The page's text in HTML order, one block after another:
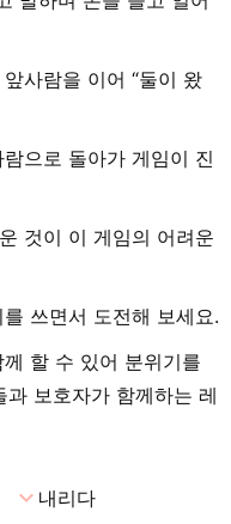
사람을 이어 “둘이 왔
으로 돌아가 게임이 진
것이 이 게임의 어려운
쓰면서 도전해 보세요.
할 수 있어 분위기를
보호자가 함께하는 레
expand_more내리다